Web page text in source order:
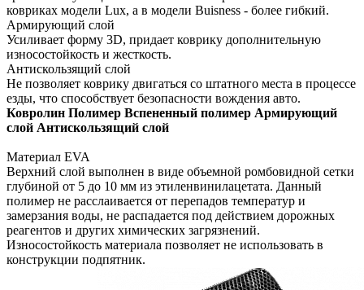
ковриках модели Lux, а в модели Buisness - более гибкий.
Армирующий слой
Усиливает форму 3D, придает коврику дополнительную
износостойкость и жесткость.
Антискользящий слой
Не позволяет коврику двигаться со штатного места в процессе
езды, что способствует безопасности вождения авто.
Ковролин Полимер Вспененный полимер Армирующий
слой Антискользящий слой
Материал EVA
Верхний слой выполнен в виде объемной ромбовидной сетки
глубиной от 5 до 10 мм из этиленвинилацетата. Данный
полимер не расслаивается от перепадов температур и
замерзания воды, не распадается под действием дорожных
реагентов и других химических загрязнений.
Износостойкость материала позволяет не использовать в
конструкции подпятник.